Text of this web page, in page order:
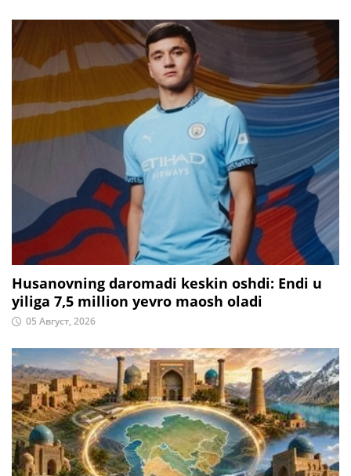
Husanovning daromadi keskin oshdi: Endi u
yiliga 7,5 million yevro maosh oladi
05 Август, 2026